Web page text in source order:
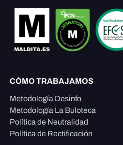
CÓMO TRABAJAMOS
Metodología Desinfo
Metodología La Buloteca
Política de Neutralidad
Política de Rectificación